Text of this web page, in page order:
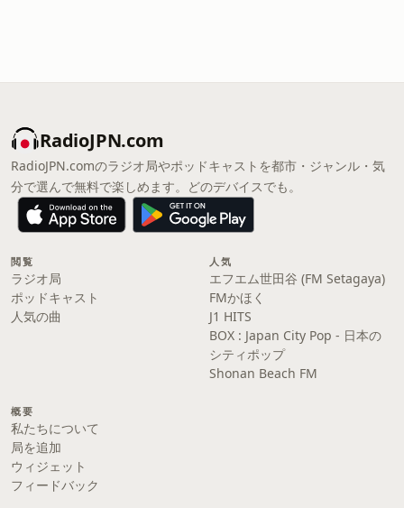
RadioJPN.com
RadioJPN.comのラジオ局やポッドキャストを都市・ジャンル・気
分で選んで無料で楽しめます。どのデバイスでも。
閲覧
ラジオ局
ポッドキャスト
人気の曲
人気
エフエム世田谷 (FM Setagaya)
FMかほく
J1 HITS
BOX : Japan City Pop - 日本の
シティポップ
Shonan Beach FM
概要
私たちについて
局を追加
ウィジェット
フィードバック